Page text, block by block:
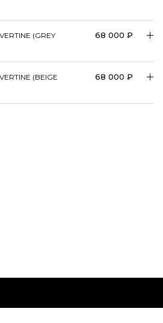
68 000 ₽
68 000 ₽